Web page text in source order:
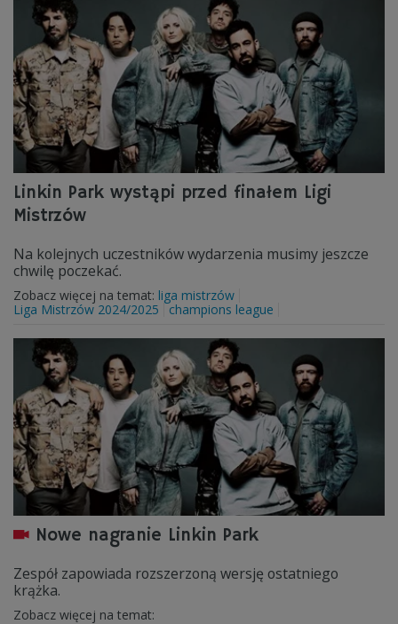
Linkin Park wystąpi przed finałem Ligi
Mistrzów
Na kolejnych uczestników wydarzenia musimy jeszcze
chwilę poczekać.
Zobacz więcej na temat: liga mistrzów
Liga Mistrzów 2024/2025
champions league
Nowe nagranie Linkin Park
Zespół zapowiada rozszerzoną wersję ostatniego
krążka.
Zobacz więcej na temat: